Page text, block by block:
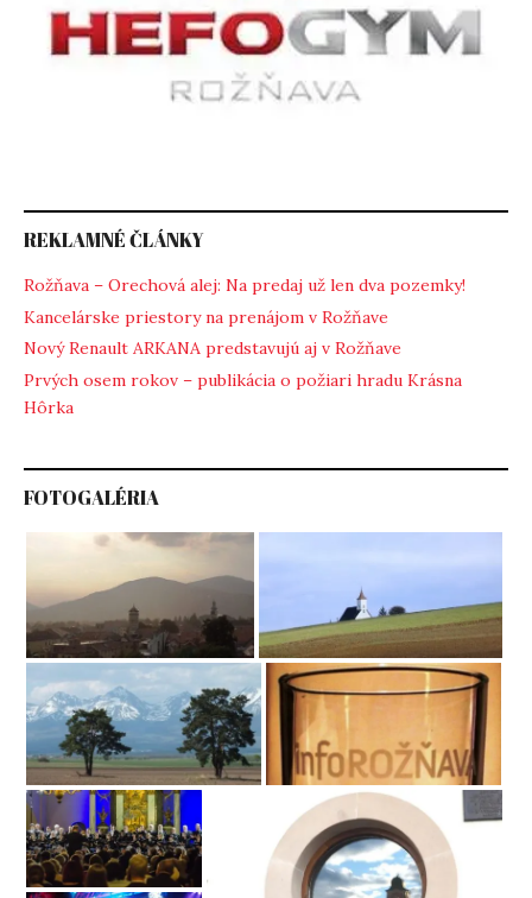
REKLAMNÉ ČLÁNKY
Rožňava – Orechová alej: Na predaj už len dva pozemky!
Kancelárske priestory na prenájom v Rožňave
Nový Renault ARKANA predstavujú aj v Rožňave
Prvých osem rokov – publikácia o požiari hradu Krásna
Hôrka
FOTOGALÉRIA